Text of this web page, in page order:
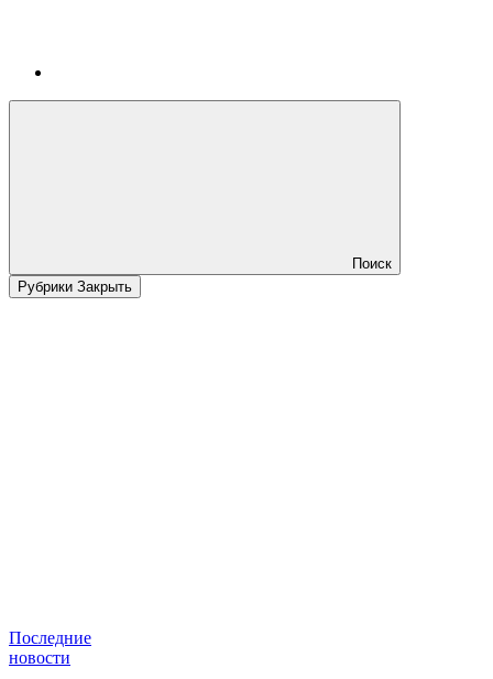
Поиск
Рубрики Закрыть
Последние
новости